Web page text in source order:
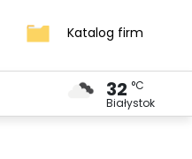
Katalog firm
УКРАЇНСЬКИЙ32 °C
Białystok